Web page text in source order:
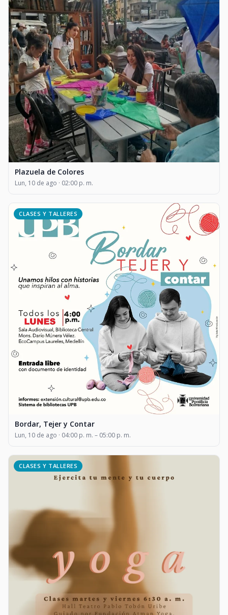
Plazuela de Colores
Lun, 10 de ago · 02:00 p. m.
CLASES Y TALLERES
Bordar, Tejer y Contar
Lun, 10 de ago · 04:00 p. m. – 05:00 p. m.
CLASES Y TALLERES